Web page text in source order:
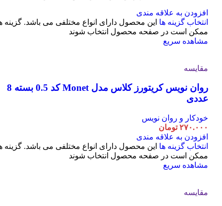
افزودن به علاقه مندی
انتخاب گزینه ها این محصول دارای انواع مختلفی می باشد. گزینه
ممکن است در صفحه محصول انتخاب شوند
مشاهده سریع
مقایسه
روان نویس کریتورز کلاس مدل Monet کد 0.5 بسته 8
عددی
خودکار و روان نویس
۲۷۰.۰۰۰ تومان
افزودن به علاقه مندی
انتخاب گزینه ها این محصول دارای انواع مختلفی می باشد. گزینه
ممکن است در صفحه محصول انتخاب شوند
مشاهده سریع
مقایسه